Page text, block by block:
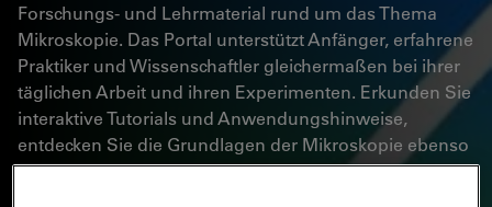
Forschungs- und Lehrmaterial rund um das Thema
Mikroskopie. Das Portal unterstützt Anfänger, erfahrene
Praktiker und Wissenschaftler gleichermaßen bei ihrer
täglichen Arbeit und ihren Experimenten. Erkunden Sie
interaktive Tutorials und Anwendungshinweise,
entdecken Sie die Grundlagen der Mikroskopie ebenso
wie High-End-Technologien. Werden Sie Teil der